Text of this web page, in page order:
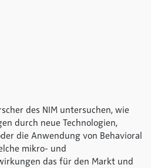
des NIM untersuchen, wie
durch neue Technologien,
die Anwendung von Behavioral
mikro- und
das für den Markt und